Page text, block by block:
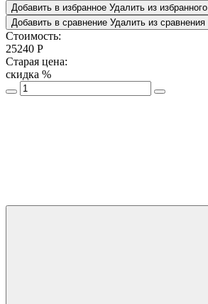
Добавить в избранное Удалить из избранного
Добавить в сравнение Удалить из сравнения
Стоимость:
25240 Р
Старая цена:
скидка %